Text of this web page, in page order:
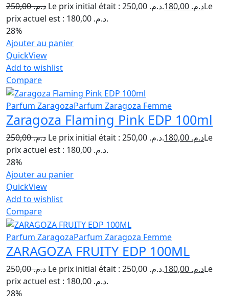
د.م.250,00 Le prix initial était : د.م. 250,00. د.م.Le
prix actuel est : د.م. 180,00.
28%
Ajouter au panier
QuickView
Add to wishlist
Compare
Parfum ZaragozaParfum Zaragoza Femme
Zaragoza Flaming Pink EDP 100ml
د.م.250,00 Le prix initial était : د.م. 250,00. د.م.Le
prix actuel est : د.م. 180,00.
28%
Ajouter au panier
QuickView
Add to wishlist
Compare
Parfum ZaragozaParfum Zaragoza Femme
ZARAGOZA FRUITY EDP 100ML
د.م.250,00 Le prix initial était : د.م. 250,00. د.م.Le
prix actuel est : د.م. 180,00.
28%